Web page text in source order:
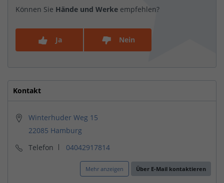
Können Sie Hände und Werke empfehlen?
Ja Nein
Kontakt
Winterhuder Weg 15
22085 Hamburg
Telefon
04042917814
Mehr anzeigen Über E-Mail kontaktieren